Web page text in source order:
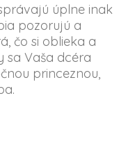
úplne inak
pozorujú a
čo si oblieka a
sa Vaša dcéra
princeznou,